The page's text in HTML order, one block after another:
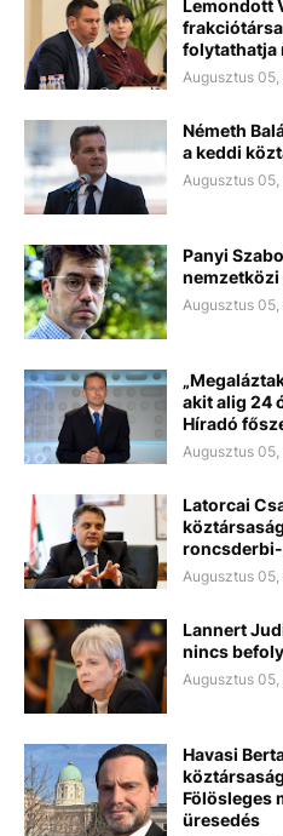
Lemondott
folytathatja
Augusztus
Németh
a keddi
Augusztus
Panyi
Augusztus
akit alig 24
Híradó
Augusztus
Latorcai
Augusztus
Lannert
nincs
Augusztus
Havasi
Fölösleges
üresedés